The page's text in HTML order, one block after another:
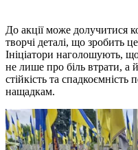
До акції може долучитися
творчі деталі, що зробить
Ініціатори наголошують,
не лише про біль втрати, а
стійкість та
нащадкам.